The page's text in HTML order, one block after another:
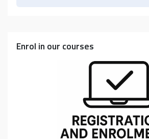
Enrol in our courses